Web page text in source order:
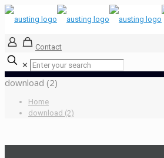
Contact
✕
download (2)
Home
download (2)